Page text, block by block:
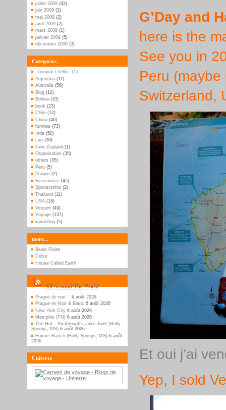
juillet 2009 (43)
juin 2009 (2)
mai 2009 (2)
avril 2009 (2)
mars 2009 (1)
janvier 2009 (5)
décembre 2008 (3)
Catégories
- bonjour / hello - (1)
Argentina (11)
Australia (56)
Blog (12)
Bolivia (10)
book (23)
Chile (12)
China (46)
funnies (73)
Inde (50)
Lao (30)
New Zealand (1)
Organisation (35)
others (35)
Peru (5)
Prague (2)
Rencontres (45)
Sponsorship (2)
Thailand (11)
USA (18)
Vincent (49)
Voyage (137)
wwoofing (5)
more...
Blues Rules
Delsu
House Called Earth
All Around The World
Prague de nuit…
6 août 2026
Prague en Noir & Blanc 6 août 2026
New York City 6 août 2026
Memphis (TN) 6 août 2026
The Hut – Kimbrough’s Juke Joint (Holly
Springs, MS) 6 août 2026
Foxfire Ranch (Holly Springs, MS) 6 août
2026
Uniterre
G’Day and
here is the
See you in
Peru
Switzerland,
Et oui j’ai
Yep, I sold